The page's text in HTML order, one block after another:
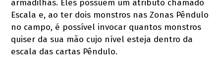
armadilhas. Eles possuem um atributo chamado
Escala e, ao ter dois monstros nas Zonas Pêndulo
no campo, é possível invocar quantos monstros
quiser da sua mão cujo nível esteja dentro da
escala das cartas Pêndulo.